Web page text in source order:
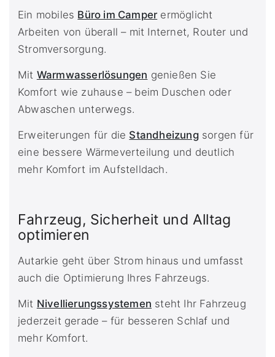
Ein mobiles Büro im Camper ermöglicht
Arbeiten von überall – mit Internet, Router und
Stromversorgung.
Mit Warmwasserlösungen genießen Sie
Komfort wie zuhause – beim Duschen oder
Abwaschen unterwegs.
Erweiterungen für die Standheizungsorgen für
eine bessere Wärmeverteilung und deutlich
mehr Komfort im Aufstelldach.
Fahrzeug, Sicherheit und Alltag
optimieren
Autarkie geht über Strom hinaus und umfasst
auch die Optimierung Ihres Fahrzeugs.
Mit Nivellierungssystemen steht Ihr Fahrzeug
jederzeit gerade – für besseren Schlaf und
mehr Komfort.